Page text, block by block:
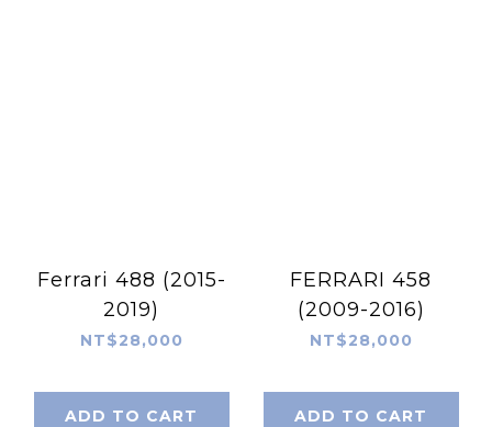
Ferrari 488 (2015-
2019)
NT$28,000
ADD TO CART
FERRARI 458
(2009-2016)
NT$28,000
ADD TO CART